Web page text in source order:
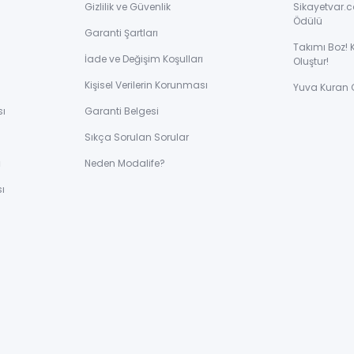
, özellikle köşe odalar için tasarlanmış
çünkü bir tarafı bilgisayar, diğer tarafı ise yazı yazma, dosya
Öğrenci İçin Özel Tasarımlar
için tasarlanmış ürünlerdir.
Gizlilik ve Güvenlik
Garanti Şartları
İade ve Değişim Koşulları
Kişisel Verilerin Korunması
Garanti Belgesi
Sıkça Sorulan Sorular
Neden Modalife?
Ödülü
Takımı
Oluştur!
Yuva Kuran